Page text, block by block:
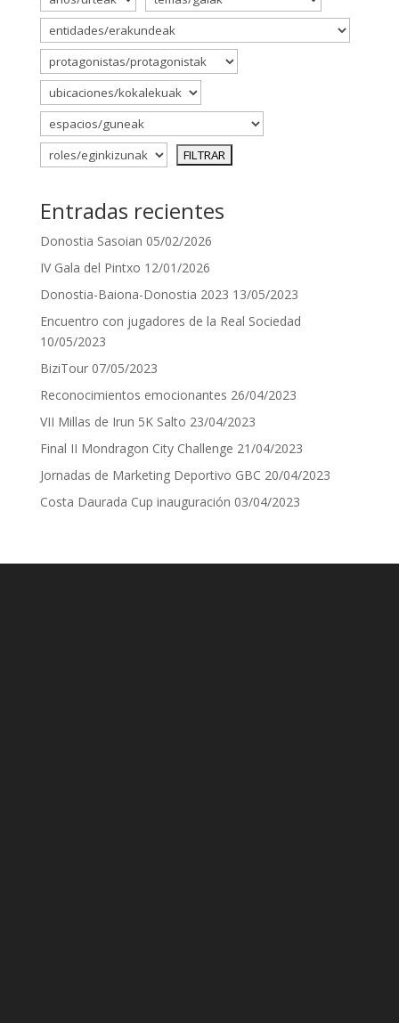
Entradas recientes
Donostia Sasoian 05/02/2026
IV Gala del Pintxo 12/01/2026
Donostia-Baiona-Donostia 2023 13/05/2023
Encuentro con jugadores de la Real Sociedad
10/05/2023
BiziTour 07/05/2023
Reconocimientos emocionantes 26/04/2023
VII Millas de Irun 5K Salto 23/04/2023
Final II Mondragon City Challenge 21/04/2023
Jornadas de Marketing Deportivo GBC 20/04/2023
Costa Daurada Cup inauguración 03/04/2023